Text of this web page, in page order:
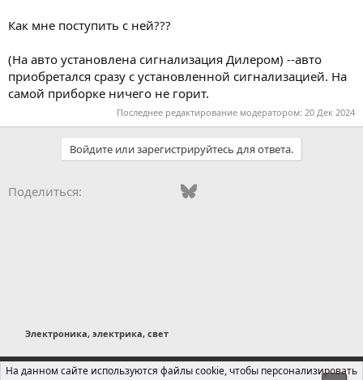
Как мне поступить с ней???
(На авто установлена сигнализация Дилером) --авто
приобретался сразу с установленной сигнализацией. На
самой приборке ничего не горит.
Последнее редактирование модератором: 20 Дек 2024
Войдите или зарегистрируйтесь для ответа.
Поделиться: Odnoklassniki
Mail.ruBluesky
Электроника, электрика, свет
Russian (RU)
На данном сайте используются файлы cookie, чтобы персонализировать